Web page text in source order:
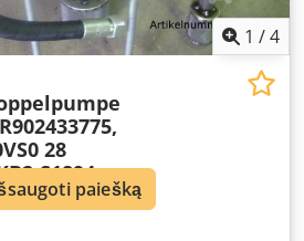
1 /4
28
S1894,
VSA14N00-
paiešką